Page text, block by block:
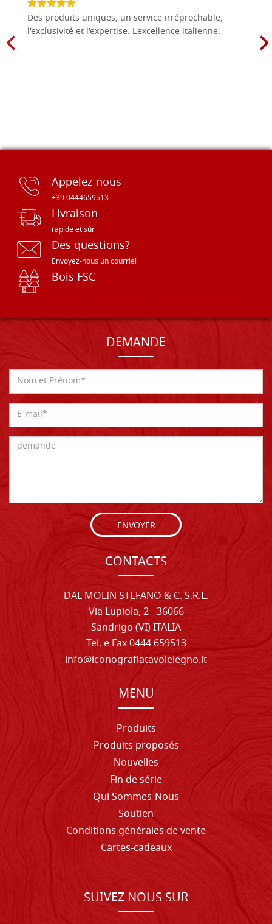
Des produits uniques, un service irréprochable,
l'exclusivité et l'expertise. L'excellence italienne.
Appelez-nous
+39 0444659513
Livraison
rapide et sûr
Des questions?
Envoyez-nous un courriel
Bois FSC
DEMANDE
ENVOYER
CONTACTS
DAL MOLIN STEFANO & C. S.R.L.
Via Lupiola, 2 - 36066
Sandrigo (VI) ITALIA
Tel. e Fax 0444 659513
info@iconografiatavolelegno.it
MENU
Produits
Produits proposés
Nouvelles
Fin de série
Qui Sommes-Nous
Soutien
Conditions générales de vente
Cartes-cadeaux
SUIVEZ NOUS SUR